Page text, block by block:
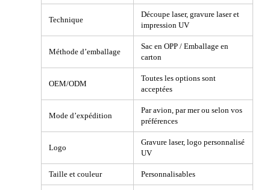
Technique
Découpe laser, gravure laser et
impression UV
Méthode d’emballage
Sac en OPP / Emballage en
carton
OEM/ODM
Toutes les options sont
acceptées
Mode d’expédition
Par avion, par mer ou selon vos
préférences
Logo
Gravure laser, logo personnalisé
UV
Taille et couleur Personnalisables